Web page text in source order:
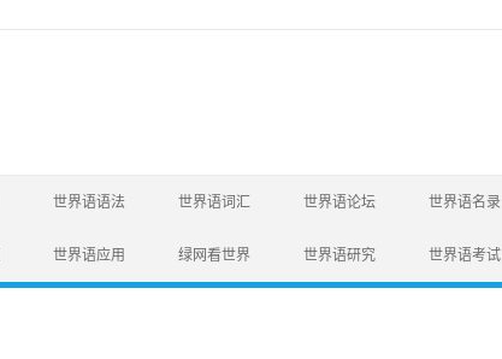
世界语语法 世界语词汇 世界语论坛 世界语名录
世界语应用 绿网看世界 世界语研究 世界语考试